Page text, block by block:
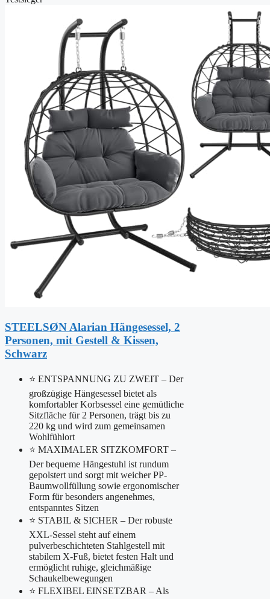
STEELSØN Alarian Hängesessel, 2
Personen, mit Gestell & Kissen,
Schwarz
⭐ ENTSPANNUNG ZU ZWEIT – Der
großzügige Hängesessel bietet als
komfortabler Korbsessel eine gemütliche
Sitzfläche für 2 Personen, trägt bis zu
220 kg und wird zum gemeinsamen
Wohlfühlort
⭐ MAXIMALER SITZKOMFORT –
Der bequeme Hängestuhl ist rundum
gepolstert und sorgt mit weicher PP-
Baumwollfüllung sowie ergonomischer
Form für besonders angenehmes,
entspanntes Sitzen
⭐ STABIL & SICHER – Der robuste
XXL-Sessel steht auf einem
pulverbeschichteten Stahlgestell mit
stabilem X-Fuß, bietet festen Halt und
ermöglicht ruhige, gleichmäßige
Schaukelbewegungen
⭐ FLEXIBEL EINSETZBAR – Als